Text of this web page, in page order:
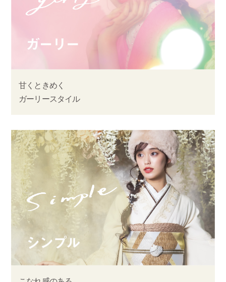
甘くときめく
ガーリースタイル